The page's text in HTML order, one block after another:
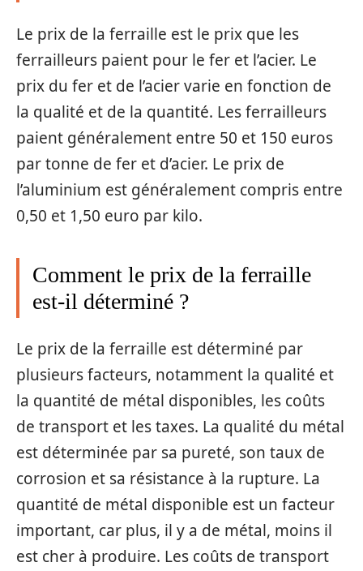
Le prix de la ferraille est le prix que les
ferrailleurs paient pour le fer et l’acier. Le
prix du fer et de l’acier varie en fonction de
la qualité et de la quantité. Les ferrailleurs
paient généralement entre 50 et 150 euros
par tonne de fer et d’acier. Le prix de
l’aluminium est généralement compris entre
0,50 et 1,50 euro par kilo.
Comment le prix de la ferraille
est-il déterminé ?
Le prix de la ferraille est déterminé par
plusieurs facteurs, notamment la qualité et
la quantité de métal disponibles, les coûts
de transport et les taxes. La qualité du métal
est déterminée par sa pureté, son taux de
corrosion et sa résistance à la rupture. La
quantité de métal disponible est un facteur
important, car plus, il y a de métal, moins il
est cher à produire. Les coûts de transport